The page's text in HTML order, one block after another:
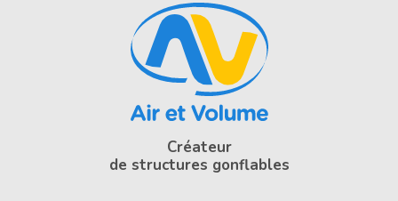
Créateur
de structures gonflables